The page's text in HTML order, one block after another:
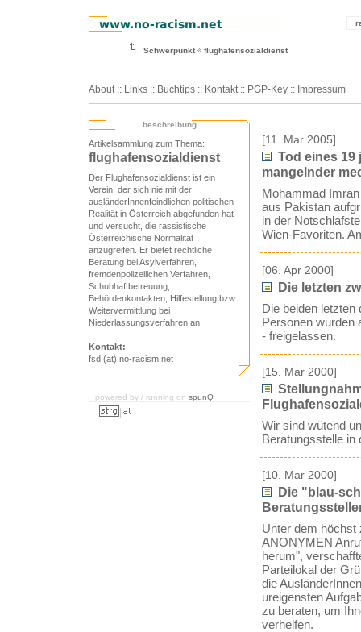
Schwerpunkt flughafensozialdienst
About :: Links :: Buchtips :: Kontakt :: PGP-Key :: Impressum
beschreibung
Artikelsammlung zum Thema:
flughafensozialdienst
Der Flughafensozialdienst ist ein
Verein, der sich nie mit der
ausländerInnenfeindlichen politischen
Realität in Österreich abgefunden hat
und versucht, die rassistische
Österreichische Normalität
anzugreifen. Er bietet rechtliche
Beratung bei Asylverfahren,
fremdenpolizeilichen Verfahren,
Schubhaftbetreuung,
Behördenkontakten, Hilfestellung bzw.
Weitervermittlung bei
Niederlassungsverfahren an.
Kontakt:
fsd (at) no-racism.net
powered by / running on spunQ
[11. Mar 2005]
Tod eines
mangelnder
Mohammad
aus Pakistan
in der
Wien-Favoriten.
[06. Apr 2000]
Die letzten
Die beiden
Personen wurden
- freigelassen.
[15. Mar 2000]
Wir sind wütend
Beratungsstelle in
[10. Mar 2000]
Die "blau-
Unter dem höchst
ANONYMEN
herum",
Parteilokal der
die
ureigensten
zu beraten, um
verhelfen.